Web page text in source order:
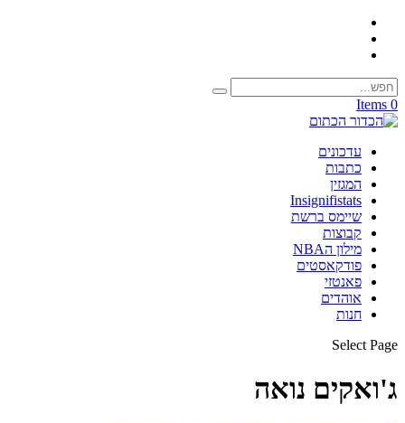
0 Items
עדכונים
כתבות
המגזין
Insignifistats
שיימס ברשת
קבוצות
מילון הNBA
פודקאסטים
פאנטזי
אוהדים
חנות
Select Page
ג'ואקים נואה